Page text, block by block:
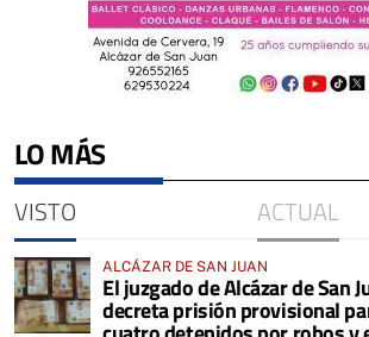
LO MÁS
VISTO ACTUAL
ALCÁZAR DE SAN JUAN
El juzgado de Alcázar de San
decreta prisión provisional